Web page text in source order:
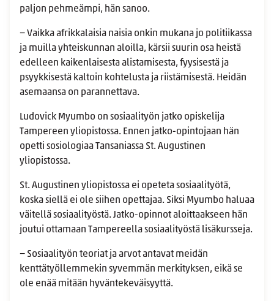
paljon pehmeämpi, hän sanoo.
− Vaikka afrikkalaisia naisia onkin mukana jo politiikassa
ja muilla yhteiskunnan aloilla, kärsii suurin osa heistä
edelleen kaikenlaisesta alistamisesta, fyysisestä ja
psyykkisestä kaltoin kohtelusta ja riistämisestä. Heidän
asemaansa on parannettava.
Ludovick Myumbo on sosiaalityön jatko opiskelija
Tampereen yliopistossa. Ennen jatko-opintojaan hän
opetti sosiologiaa Tansaniassa St. Augustinen
yliopistossa.
St. Augustinen yliopistossa ei opeteta sosiaalityötä,
koska siellä ei ole siihen opettajaa. Siksi Myumbo haluaa
väitellä sosiaalityöstä. Jatko-opinnot aloittaakseen hän
joutui ottamaan Tampereella sosiaalityöstä lisäkursseja.
− Sosiaalityön teoriat ja arvot antavat meidän
kenttätyöllemmekin syvemmän merkityksen, eikä se
ole enää mitään hyväntekeväisyyttä.